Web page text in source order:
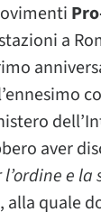
a
aver
e la
alla quale